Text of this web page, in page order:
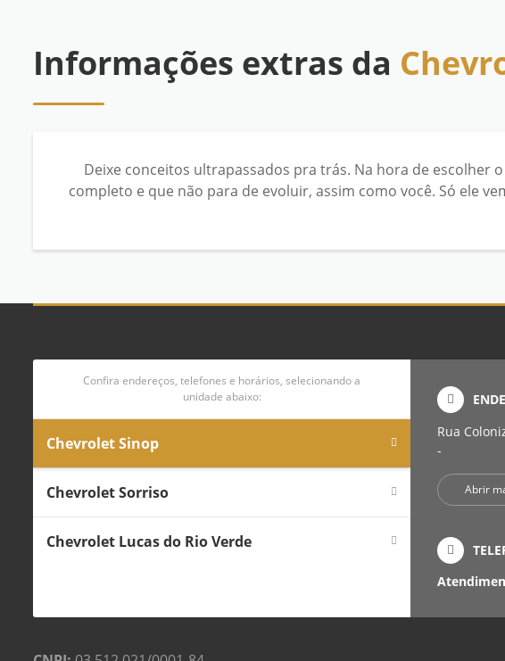
Informações extras da
Deixe conceitos ultrapassados pra trás. Na hora de escolher
completo e que não para de evoluir, assim como você. Só ele
Confira endereços, telefones e horários, selecionando a
unidade abaixo:
Chevrolet Sinop
Chevrolet Sorriso
Chevrolet Lucas do Rio Verde
Rua
-
Abrir